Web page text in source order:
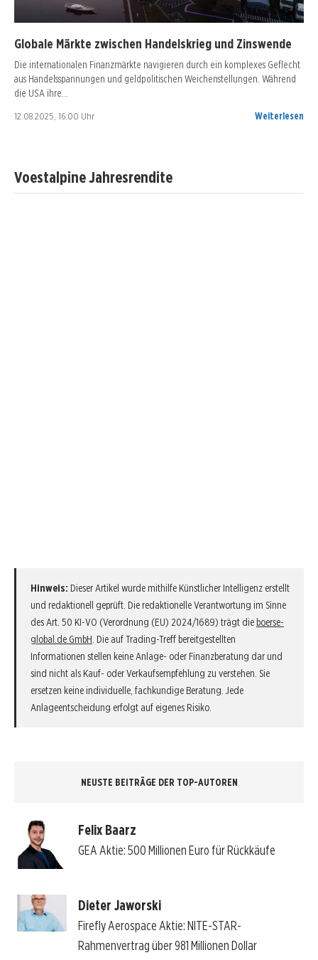
Globale Märkte zwischen Handelskrieg und Zinswende
Die internationalen Finanzmärkte navigieren durch ein komplexes Geflecht
aus Handelsspannungen und geldpolitischen Weichenstellungen. Während
die USA ihre…
12.08.2025, 16:00 Uhr Weiterlesen
Voestalpine Jahresrendite
Hinweis: Dieser Artikel wurde mithilfe Künstlicher Intelligenz erstellt
und redaktionell geprüft. Die redaktionelle Verantwortung im Sinne
des Art. 50 KI-VO (Verordnung (EU) 2024/1689) trägt die boerse-
global.de GmbH . Die auf Trading-Treff bereitgestellten
Informationen stellen keine Anlage- oder Finanzberatung dar und
sind nicht als Kauf- oder Verkaufsempfehlung zu verstehen. Sie
ersetzen keine individuelle, fachkundige Beratung. Jede
Anlageentscheidung erfolgt auf eigenes Risiko.
NEUSTE BEITRÄGE DER TOP-AUTOREN
Felix Baarz
GEA Aktie: 500 Millionen Euro für Rückkäufe
Dieter Jaworski
Firefly Aerospace Aktie: NITE-STAR-
Rahmenvertrag über 981 Millionen Dollar